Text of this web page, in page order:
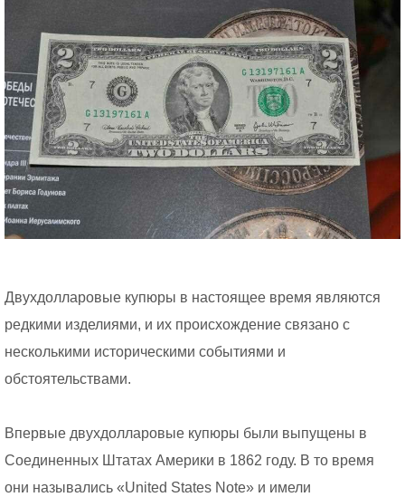
Двухдолларовые купюры в настоящее время являются
редкими изделиями, и их происхождение связано с
несколькими историческими событиями и
обстоятельствами.
Впервые двухдолларовые купюры были выпущены в
Соединенных Штатах Америки в 1862 году. В то время
они назывались «United States Note» и имели